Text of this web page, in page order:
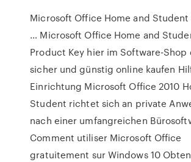
Microsoft Office Home and Student
… Microsoft Office Home and
Product Key hier im Software-Shop
sicher und günstig online kaufen
Einrichtung Microsoft Office 2010
Student richtet sich an private
nach einer umfangreichen
Comment utiliser Microsoft Office
gratuitement sur Windows 10